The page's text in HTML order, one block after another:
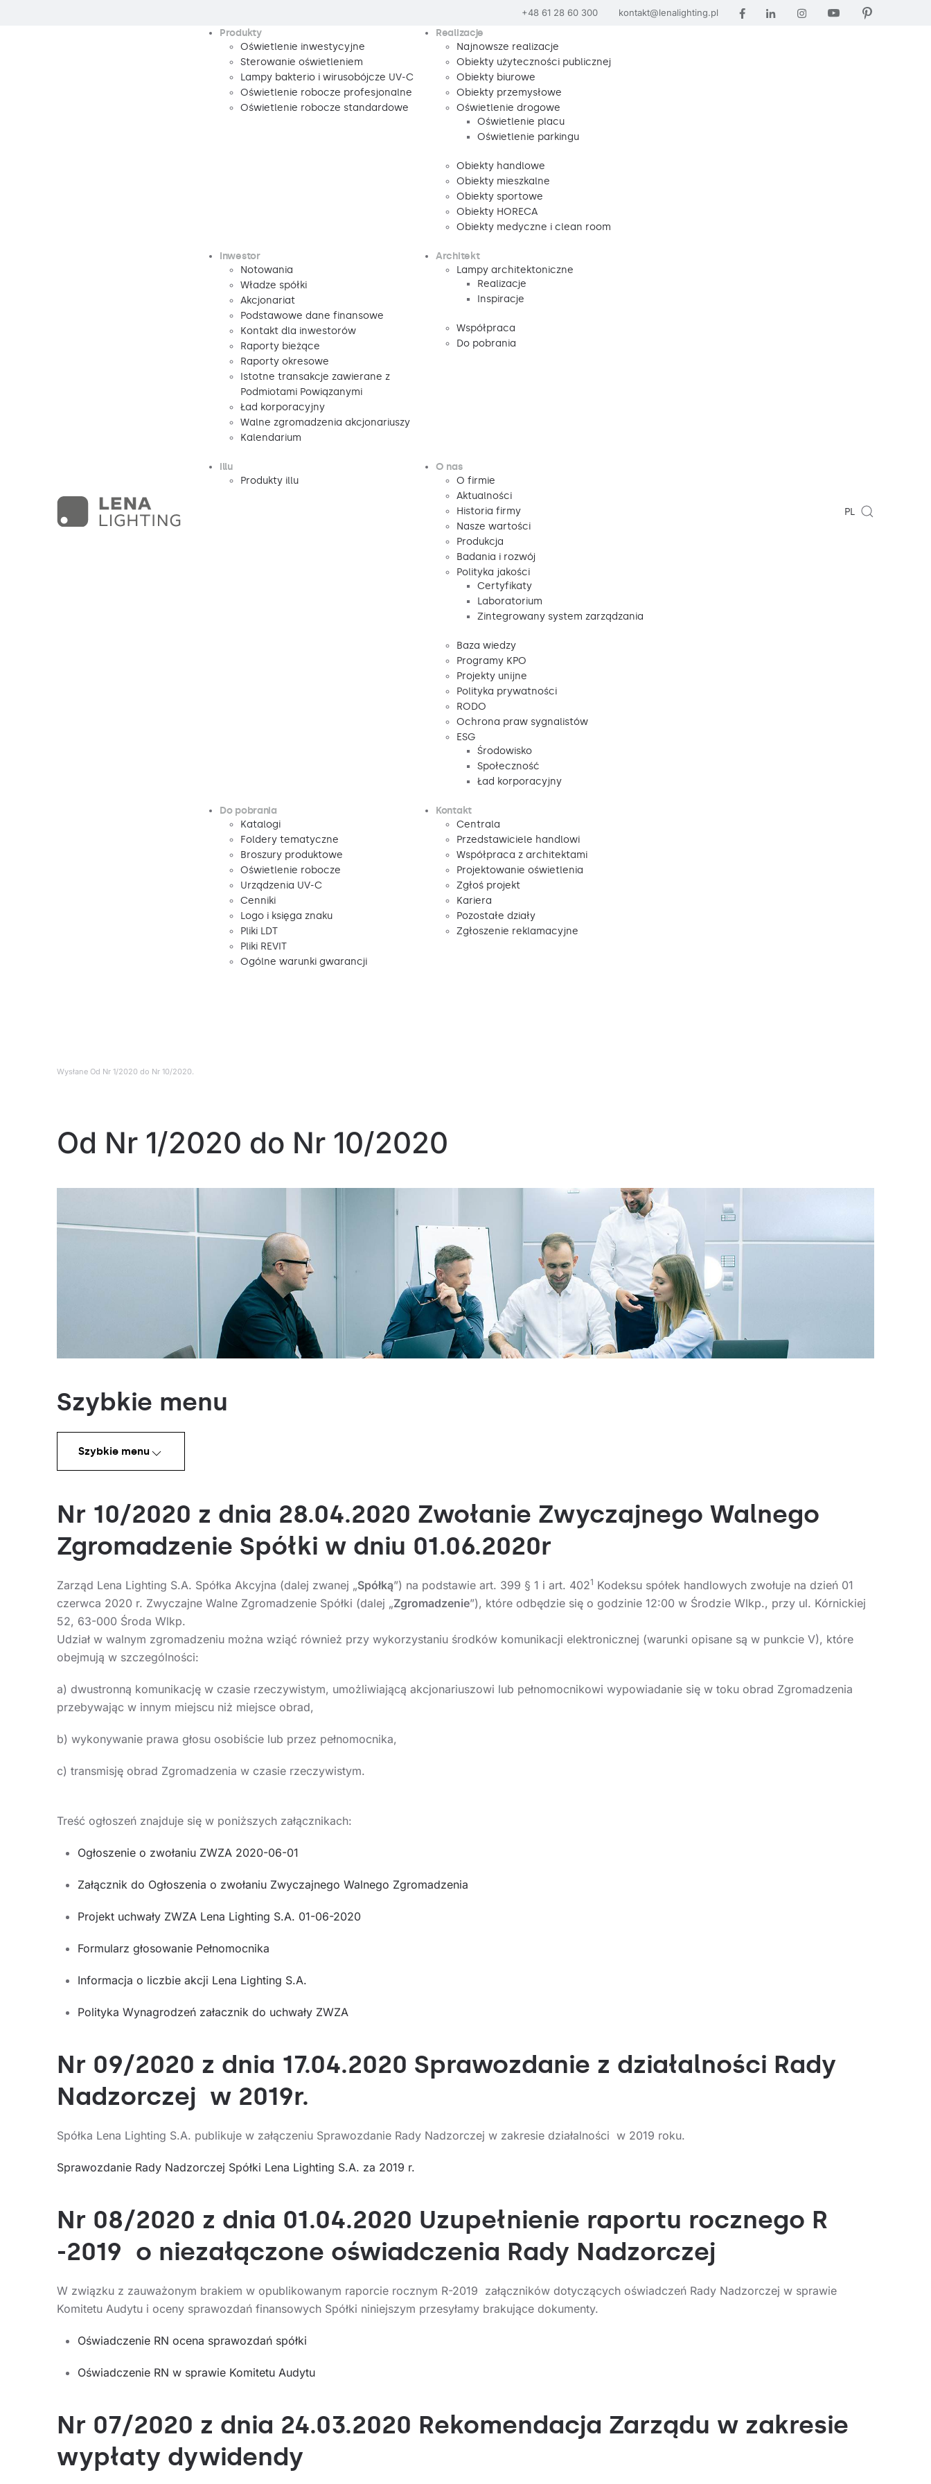
+48 61 28 60 300 kontakt@lenalighting.pl
Produkty
Oświetlenie inwestycyjne
Sterowanie oświetleniem
Lampy bakterio i wirusobójcze UV-C
Oświetlenie robocze profesjonalne
Oświetlenie robocze standardowe
Realizacje
Najnowsze realizacje
Obiekty użyteczności publicznej
Obiekty biurowe
Obiekty przemysłowe
Oświetlenie drogowe
Oświetlenie placu
Oświetlenie parkingu
Obiekty handlowe
Obiekty mieszkalne
Obiekty sportowe
Obiekty HORECA
Obiekty medyczne i clean room
Inwestor
Notowania
Władze spółki
Akcjonariat
Podstawowe dane finansowe
Kontakt dla inwestorów
Raporty bieżące
Raporty okresowe
Istotne transakcje zawierane z
Podmiotami Powiązanymi
Ład korporacyjny
Walne zgromadzenia akcjonariuszy
Kalendarium
Architekt
Lampy architektoniczne
Realizacje
Inspiracje
Współpraca
Do pobrania
illu
Produkty illu
O nas
O firmie
Aktualności
Historia firmy
Nasze wartości
Produkcja
Badania i rozwój
Polityka jakości
Certyfikaty
Laboratorium
Zintegrowany system zarządzania
Baza wiedzy
Programy KPO
Projekty unijne
Polityka prywatności
RODO
Ochrona praw sygnalistów
ESG
Środowisko
Społeczność
Ład korporacyjny
Do pobrania
Katalogi
Foldery tematyczne
Broszury produktowe
Oświetlenie robocze
Urządzenia UV-C
Cenniki
Logo i księga znaku
Pliki LDT
Pliki REVIT
Ogólne warunki gwarancji
Kontakt
Centrala
Przedstawiciele handlowi
Współpraca z architektami
Projektowanie oświetlenia
Zgłoś projekt
Kariera
Pozostałe działy
Zgłoszenie reklamacyjne
PL
Wysłane Od Nr 1/2020 do Nr 10/2020.
Od Nr 1/2020 do Nr 10/2020
Szybkie menu
Szybkie menu
Nr 10/2020 z dnia 28.04.2020 Zwołanie Zwyczajnego Walnego
Zgromadzenie Spółki w dniu 01.06.2020r
Zarząd Lena Lighting S.A. Spółka Akcyjna (dalej zwanej „Spółką”) na podstawie art. 399 § 1 i art. 4021 Kodeksu spółek handlowych zwołuje na dzień 01
czerwca 2020 r. Zwyczajne Walne Zgromadzenie Spółki (dalej „Zgromadzenie”), które odbędzie się o godzinie 12:00 w Środzie Wlkp., przy ul. Kórnickiej
52, 63-000 Środa Wlkp.
Udział w walnym zgromadzeniu można wziąć również przy wykorzystaniu środków komunikacji elektronicznej (warunki opisane są w punkcie V), które
obejmują w szczególności:
a) dwustronną komunikację w czasie rzeczywistym, umożliwiającą akcjonariuszowi lub pełnomocnikowi wypowiadanie się w toku obrad Zgromadzenia
przebywając w innym miejscu niż miejsce obrad,
b) wykonywanie prawa głosu osobiście lub przez pełnomocnika,
c) transmisję obrad Zgromadzenia w czasie rzeczywistym.
Treść ogłoszeń znajduje się w poniższych załącznikach:
Ogłoszenie o zwołaniu ZWZA 2020-06-01
Załącznik do Ogłoszenia o zwołaniu Zwyczajnego Walnego Zgromadzenia
Projekt uchwały ZWZA Lena Lighting S.A. 01-06-2020
Formularz głosowanie Pełnomocnika
Informacja o liczbie akcji Lena Lighting S.A.
Polityka Wynagrodzeń załacznik do uchwały ZWZA
Nr 09/2020 z dnia 17.04.2020 Sprawozdanie z działalności Rady
Nadzorczej w 2019r.
Spółka Lena Lighting S.A. publikuje w załączeniu Sprawozdanie Rady Nadzorczej w zakresie działalności w 2019 roku.
Sprawozdanie Rady Nadzorczej Spółki Lena Lighting S.A. za 2019 r.
Nr 08/2020 z dnia 01.04.2020 Uzupełnienie raportu rocznego R
-2019 o niezałączone oświadczenia Rady Nadzorczej
W związku z zauważonym brakiem w opublikowanym raporcie rocznym R-2019 załączników dotyczących oświadczeń Rady Nadzorczej w sprawie
Komitetu Audytu i oceny sprawozdań finansowych Spółki niniejszym przesyłamy brakujące dokumenty.
Oświadczenie RN ocena sprawozdań spółki
Oświadczenie RN w sprawie Komitetu Audytu
Nr 07/2020 z dnia 24.03.2020 Rekomendacja Zarządu w zakresie
wypłaty dywidendy